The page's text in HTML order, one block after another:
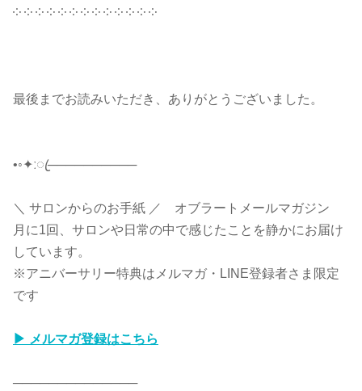
༶ ༶ ༶ ༶ ༶ ༶ ༶ ༶ ༶ ༶ ༶ ༶ ༶
最後までお読みいただき、ありがとうございました。
•◦✦ːꦿ──────────
＼ サロンからのお手紙 ／ オブラートメールマガジン
月に1回、サロンや日常の中で感じたことを静かにお届け
しています。
※アニバーサリー特典はメルマガ・LINE登録者さま限定
です
▶ メルマガ登録はこちら
──────────────